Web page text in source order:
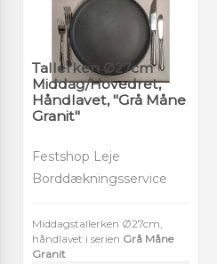
Tallerken Ø27cm
Middag/Hovedret,
Håndlavet, "Grå Måne
Granit"
Festshop Leje
Borddækningsservice
Middagstallerken Ø27cm,
håndlavet i serien Grå Måne
Granit